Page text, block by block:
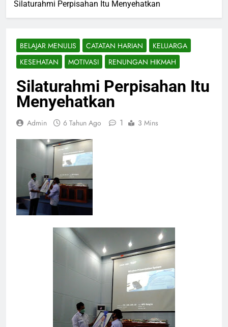
Silaturahmi Perpisahan Itu Menyehatkan
BELAJAR MENULIS CATATAN HARIAN
KELUARGA
KESEHATAN
MOTIVASI RENUNGAN HIKMAH
Silaturahmi Perpisahan Itu
Menyehatkan
Admin 6 Tahun Ago 1 3 Mins